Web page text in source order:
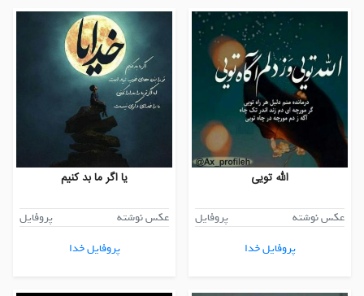
الله تویی
عکس نوشته
پروفایل
پروفایل خدا
یا اگر ما بد کنیم
عکس نوشته
پروفایل
پروفایل خدا